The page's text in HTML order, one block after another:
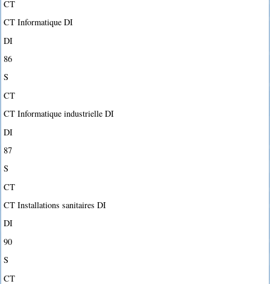
CT
CT Informatique DI
DI
86
S
CT
CT Informatique industrielle DI
DI
87
S
CT
CT Installations sanitaires DI
DI
90
S
CT